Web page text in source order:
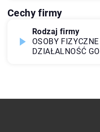
Cechy firmy
Rodzaj firmy
OSOBY
DZIAŁALNOŚĆ